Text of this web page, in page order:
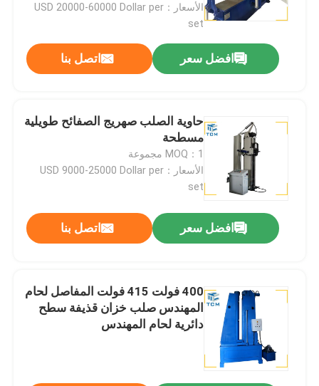
الأسعار：USD 20000-60000 Dollar per
set
افضل سعر اتصل بنا
حاوية الصلب صهريج الصفائح طويلية
مسطحة
MOQ：1 مجموعة
الأسعار：USD 9000-25000 Dollar per
set
افضل سعر اتصل بنا
400 فولت 415 فولت المفاصل لحام
المهندس صلب خزان قذيفة سطح
دائرية لحام المهندس